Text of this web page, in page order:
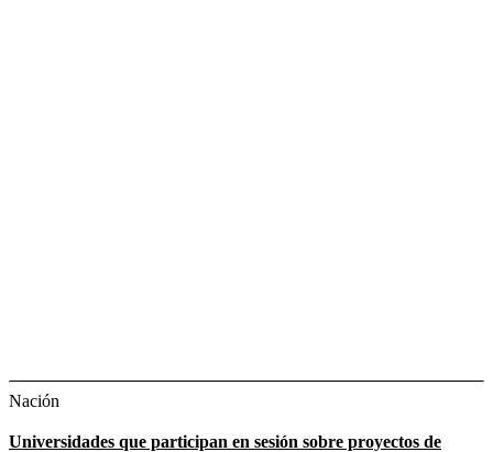
Nación
Universidades que participan en sesión sobre proyectos de